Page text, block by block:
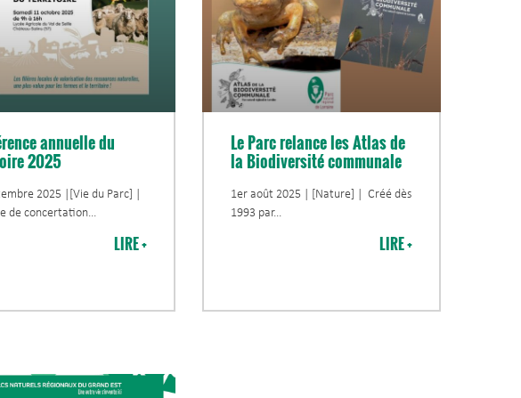
annuelle du
2025
2025 |[Vie du Parc] |
de concertation
LIRE +
Le Parc relance les Atlas de
la Biodiversité communale
1er août 2025 | [Nature] | Créé dès
1993 par
LIRE +